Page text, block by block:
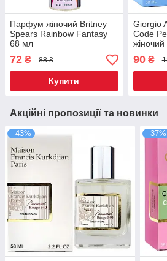
Парфум жіночий Britney
Spears Rainbow Fantasy
68 мл
72 ₴ 88 ₴
Купити
Giorgio
Code
90₴
Акційні пропозиції та новинки
–43% –37%